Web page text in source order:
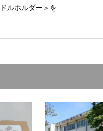
ルホルダー＞を